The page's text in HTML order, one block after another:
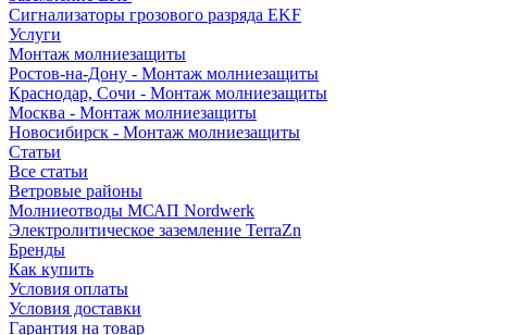
Сигнализаторы грозового разряда EKF
Услуги
Монтаж молниезащиты
Ростов-на-Дону - Монтаж молниезащиты
Краснодар, Сочи - Монтаж молниезащиты
Москва - Монтаж молниезащиты
Новосибирск - Монтаж молниезащиты
Статьи
Все статьи
Ветровые районы
Молниеотводы МСАП Nordwerk
Электролитическое заземление TerraZn
Бренды
Как купить
Условия оплаты
Условия доставки
Гарантия на товар